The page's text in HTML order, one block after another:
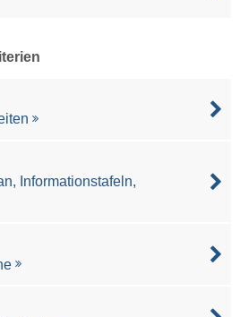
Informationstafeln,